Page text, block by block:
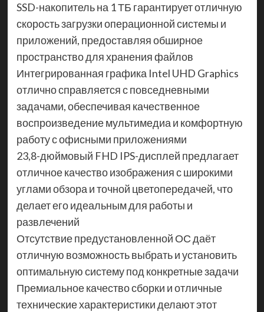
SSD-накопитель на 1 ТБ гарантирует отличную
скорость загрузки операционной системы и
приложений, предоставляя обширное
пространство для хранения файлов
Интегрированная графика Intel UHD Graphics
отлично справляется с повседневными
задачами, обеспечивая качественное
воспроизведение мультимедиа и комфортную
работу с офисными приложениями
23,8-дюймовый FHD IPS-дисплей предлагает
отличное качество изображения с широкими
углами обзора и точной цветопередачей, что
делает его идеальным для работы и
развлечений
Отсутствие предустановленной ОС даёт
отличную возможность выбрать и установить
оптимальную систему под конкретные задачи
Премиальное качество сборки и отличные
технические характеристики делают этот